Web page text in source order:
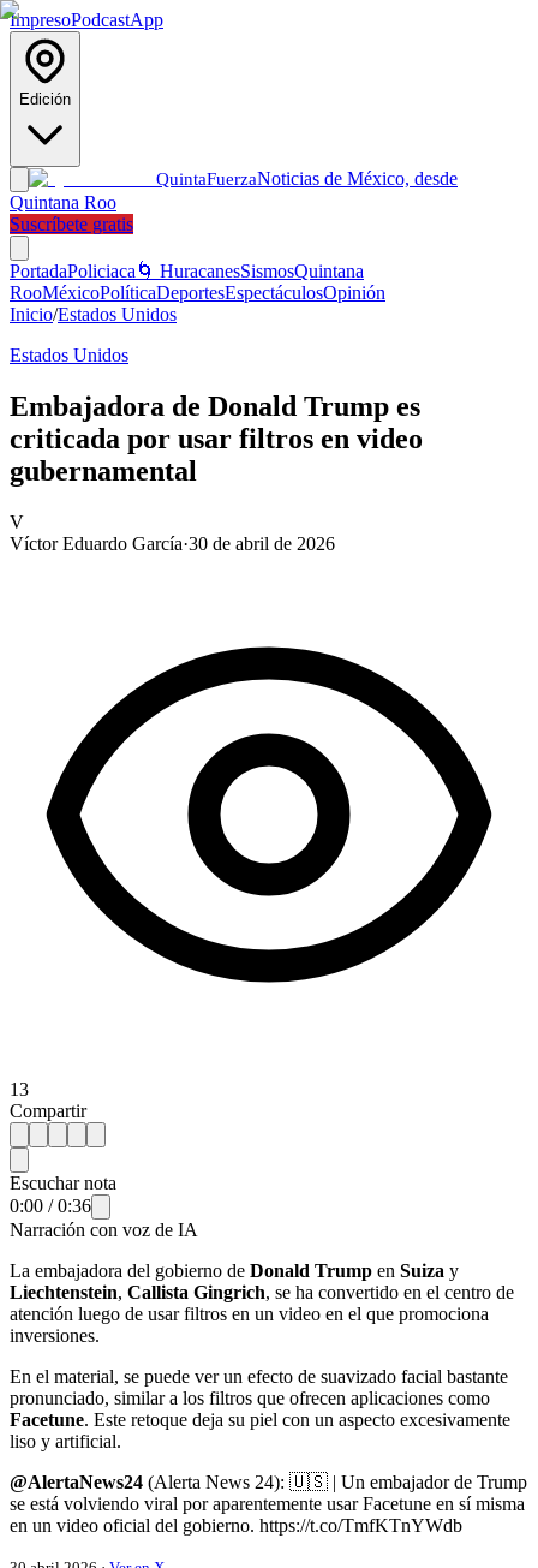
ImpresoPodcastApp
Edición
QuintaFuerzaNoticias de México, desde
Quintana Roo
Suscríbete gratis
PortadaPoliciaca 🌀 HuracanesSismosQuintana
RooMéxicoPolíticaDeportesEspectáculosOpinión
Inicio/Estados Unidos
Estados Unidos
Embajadora de Donald Trump es
criticada por usar filtros en video
gubernamental
V
Víctor Eduardo García·30 de abril de 2026
13
Compartir
Escuchar nota
0:00 /0:36
Narración con voz de IA
La embajadora del gobierno de Donald Trump en Suiza y
Liechtenstein, Callista Gingrich, se ha convertido en el centro de
atención luego de usar filtros en un video en el que promociona
inversiones.
En el material, se puede ver un efecto de suavizado facial bastante
pronunciado, similar a los filtros que ofrecen aplicaciones como
Facetune. Este retoque deja su piel con un aspecto excesivamente
liso y artificial.
@AlertaNews24 (Alerta News 24): 🇺🇸 | Un embajador de Trump
se está volviendo viral por aparentemente usar Facetune en sí misma
en un video oficial del gobierno. https://t.co/TmfKTnYWdb